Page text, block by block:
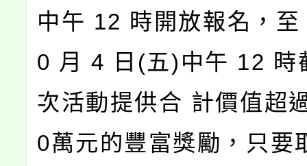
中午 12 時開放報名，
0 月 4 日(五)中午 12 時
次活動提供合 計價值超
0萬元的豐富獎勵，只要